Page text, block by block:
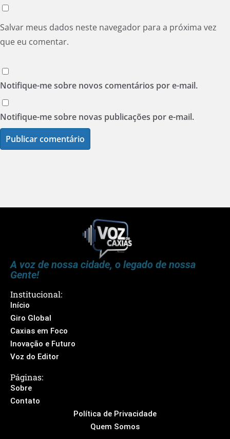
Salvar meus dados neste navegador para a próxima vez
que eu comentar.
Notifique-me sobre novos comentários por e-mail.
Notifique-me sobre novas publicações por e-mail.
A voz de nossa cidade, o legado de nossa
Gente!
Institucional:
Início
Giro Global
Caxias em Foco
Inovação e Futuro
Voz do Editor
Páginas:
Sobre
Contato
Política de Privacidade
Quem Somos